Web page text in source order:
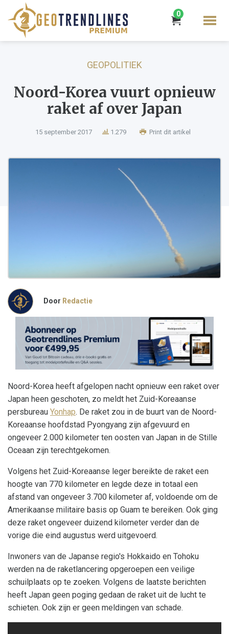
0
GEOPOLITIEK
Noord-Korea vuurt opnieuw
raket af over Japan
15 september 2017 1.279 Print dit artikel
Door Redactie
Noord-Korea heeft afgelopen nacht opnieuw een raket over
Japan heen geschoten, zo meldt het Zuid-Koreaanse
persbureau Yonhap. De raket zou in de buurt van de Noord-
Koreaanse hoofdstad Pyongyang zijn afgevuurd en
ongeveer 2.000 kilometer ten oosten van Japan in de Stille
Oceaan zijn terechtgekomen.
Volgens het Zuid-Koreaanse leger bereikte de raket een
hoogte van 770 kilometer en legde deze in totaal een
afstand van ongeveer 3.700 kilometer af, voldoende om de
Amerikaanse militaire basis op Guam te bereiken. Ook ging
deze raket ongeveer duizend kilometer verder dan de
vorige die eind augustus werd uitgevoerd.
Inwoners van de Japanse regio's Hokkaido en Tohoku
werden na de raketlancering opgeroepen een veilige
schuilplaats op te zoeken. Volgens de laatste berichten
heeft Japan geen poging gedaan de raket uit de lucht te
schieten. Ook zijn er geen meldingen van schade.